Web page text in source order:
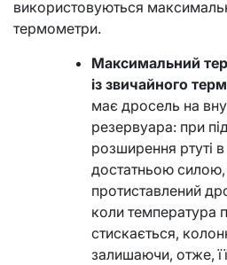
використовуються
термометри.
Максимальний
із звичайного
має дросель на
резервуара: при
розширення ртуті
достатньою
протиставлений
коли температура
стискається,
залишаючи, отже,